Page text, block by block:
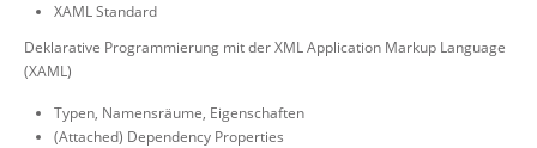
XAML Standard
Deklarative Programmierung mit der XML Application Markup Language
(XAML)
Typen, Namensräume, Eigenschaften
(Attached) Dependency Properties